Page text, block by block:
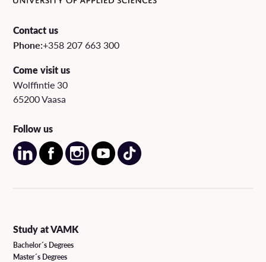
Contact us
Phone:+358 207 663 300
Come visit us
Wolffintie 30
65200 Vaasa
Follow us
Study at VAMK
Bachelor´s Degrees
Master´s Degrees